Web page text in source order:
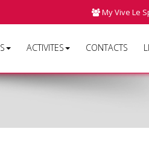
My Vive Le
ACTIVITES CONTACTS